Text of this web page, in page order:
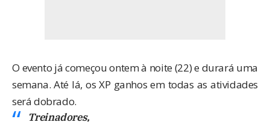
O evento já começou ontem à noite (22) e durará uma
semana. Até lá, os XP ganhos em todas as atividades
será dobrado.
Treinadores,